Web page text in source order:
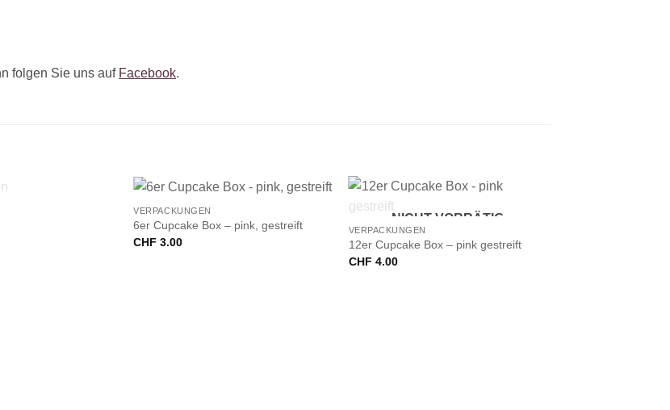
folgen Sie uns auf Facebook.
VORRÄTIG VERPACKUNGEN
6er Cupcake Box – pink, gestreift
CHF 3.00
NICHT VORRÄTIG
VERPACKUNGEN
12er Cupcake Box – pink gestreift
CHF 4.00